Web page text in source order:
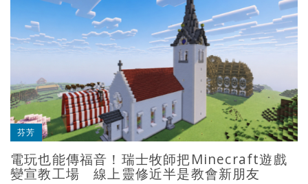
芬芳
電玩也能傳福音！瑞士牧師把Minecraft遊戲
變宣教工場 線上靈修近半是教會新朋友